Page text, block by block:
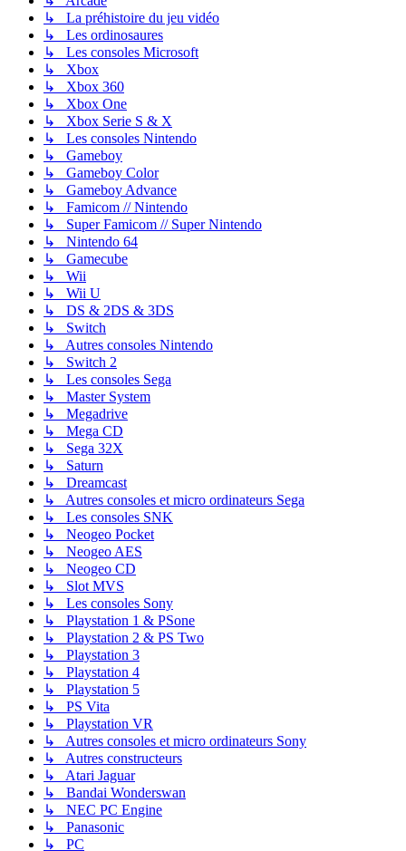
↳ La préhistoire du jeu vidéo
↳ Les ordinosaures
↳ Les consoles Microsoft
↳ Xbox
↳ Xbox 360
↳ Xbox One
↳ Xbox Serie S & X
↳ Les consoles Nintendo
↳ Gameboy
↳ Gameboy Color
↳ Gameboy Advance
↳ Famicom // Nintendo
↳ Super Famicom // Super Nintendo
↳ Nintendo 64
↳ Gamecube
↳ Wii
↳ Wii U
↳ DS & 2DS & 3DS
↳ Switch
↳ Autres consoles Nintendo
↳ Switch 2
↳ Les consoles Sega
↳ Master System
↳ Megadrive
↳ Mega CD
↳ Sega 32X
↳ Saturn
↳ Dreamcast
↳ Autres consoles et micro ordinateurs Sega
↳ Les consoles SNK
↳ Neogeo Pocket
↳ Neogeo AES
↳ Neogeo CD
↳ Slot MVS
↳ Les consoles Sony
↳ Playstation 1 & PSone
↳ Playstation 2 & PS Two
↳ Playstation 3
↳ Playstation 4
↳ Playstation 5
↳ PS Vita
↳ Playstation VR
↳ Autres consoles et micro ordinateurs Sony
↳ Autres constructeurs
↳ Atari Jaguar
↳ Bandai Wonderswan
↳ NEC PC Engine
↳ Panasonic
↳ PC